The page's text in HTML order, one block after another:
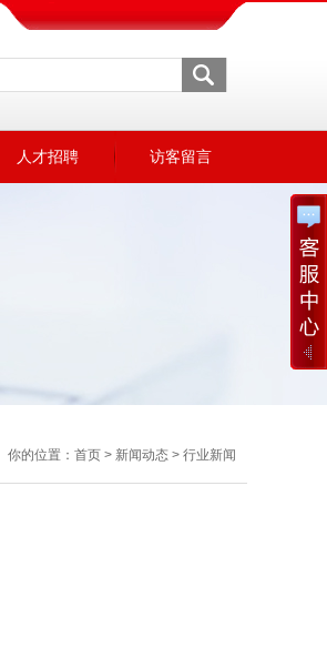
人才招聘 访客留言
你的位置： 首页 > 新闻动态 > 行业新闻